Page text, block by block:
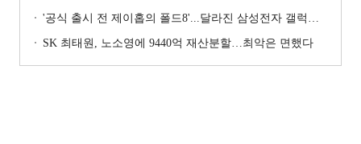
'공식 출시 전 제이홉의 폴드8'...달라진 삼성전자 갤럭시 마케팅?
SK 최태원, 노소영에 9440억 재산분할…최악은 면했다